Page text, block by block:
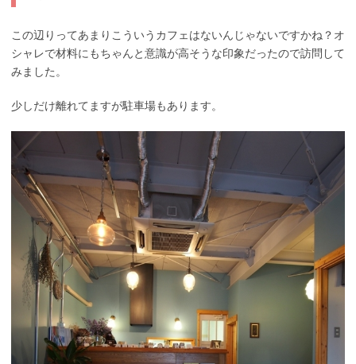
この辺りってあまりこういうカフェはないんじゃないですかね？オ
シャレで材料にもちゃんと意識が高そうな印象だったので訪問して
みました。
少しだけ離れてますが駐車場もあります。